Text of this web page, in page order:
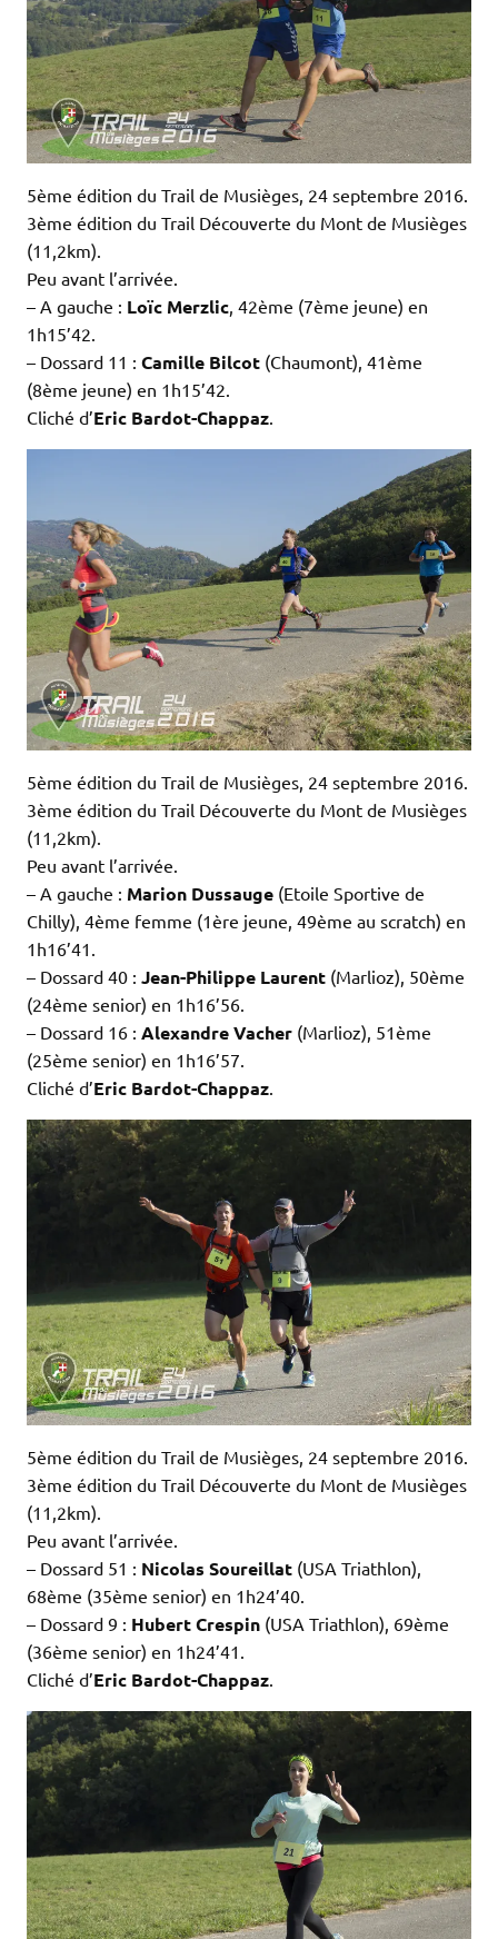
5ème édition du Trail de Musièges, 24 septembre 2016.
3ème édition du Trail Découverte du Mont de Musièges
(11,2km).
Peu avant l’arrivée.
– A gauche : Loïc Merzlic , 42ème (7ème jeune) en
1h15’42.
– Dossard 11 : Camille Bilcot (Chaumont), 41ème
(8ème jeune) en 1h15’42.
Cliché d’Eric Bardot-Chappaz
5ème édition du Trail de Musièges, 24 septembre 2016.
3ème édition du Trail Découverte du Mont de Musièges
(11,2km).
Peu avant l’arrivée.
– A gauche : Marion Dussauge (Etoile Sportive de
Chilly), 4ème femme (1ère jeune, 49ème au scratch) en
1h16’41.
– Dossard 40 : Jean-Philippe Laurent (Marlioz), 50ème
(24ème senior) en 1h16’56.
– Dossard 16 : Alexandre Vacher (Marlioz), 51ème
(25ème senior) en 1h16’57.
Cliché d’Eric Bardot-Chappaz.
5ème édition du Trail de Musièges, 24 septembre 2016.
3ème édition du Trail Découverte du Mont de Musièges
(11,2km).
Peu avant l’arrivée.
– Dossard 51 : Nicolas Soureillat (USA Triathlon),
68ème (35ème senior) en 1h24’40.
– Dossard 9 : Hubert Crespin (USA Triathlon), 69ème
(36ème senior) en 1h24’41.
Cliché d’Eric Bardot-Chappaz.